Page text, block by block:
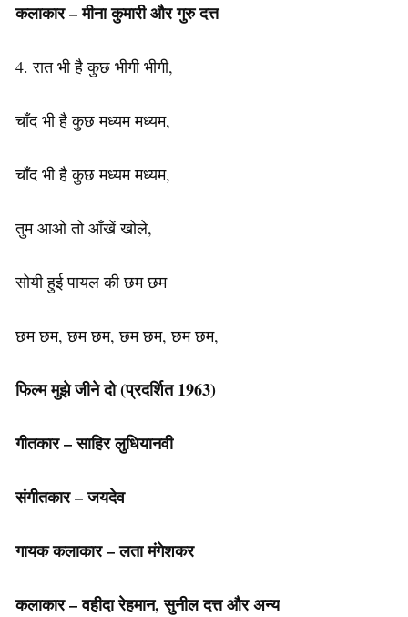
कलाकार– मीना कुमारी और गुरु दत्त
4. रात भी है कुछ भीगी भीगी,
चाँद भी है कुछ मध्यम मध्यम,
चाँद भी है कुछ मध्यम मध्यम,
तुम आओ तो आँखें खोले,
सोयी हुई पायल की छम छम
छम छम, छम छम, छम छम, छम छम,
फिल्म मुझे जीने दो (प्रदर्शित 1963)
गीतकार – साहिर लुधियानवी
संगीतकार – जयदेव
गायक कलाकार – लता मंगेशकर
कलाकार – वहीदा रेहमान, सुनील दत्त और अन्य